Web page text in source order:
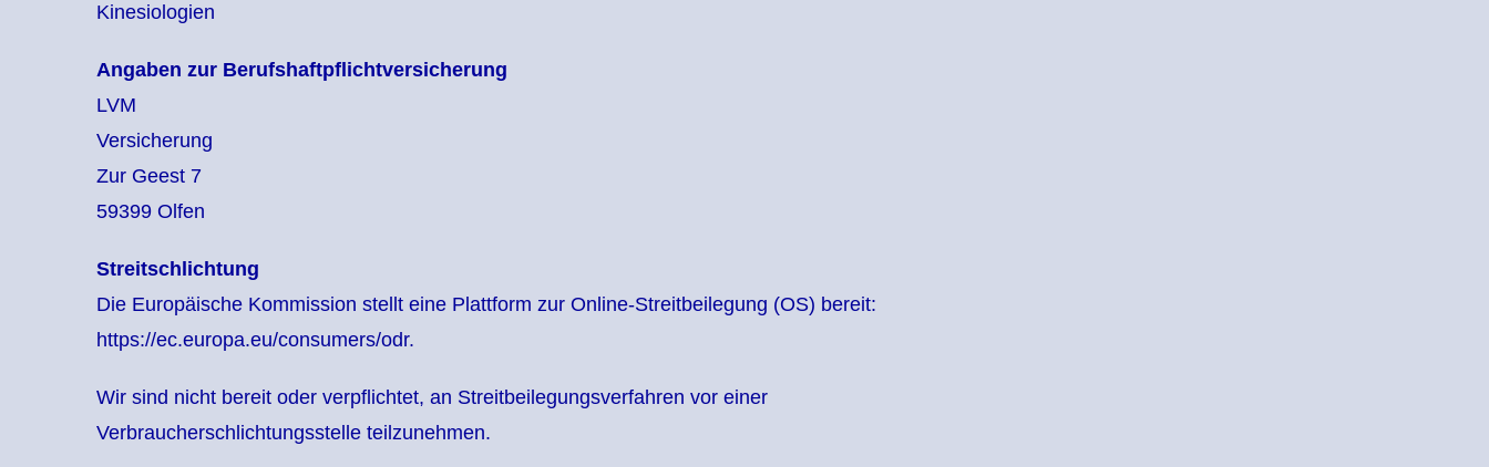
Kinesiologien
Angaben zur Berufshaftpflichtversicherung
LVM
Versicherung
Zur Geest 7
59399 Olfen
Streitschlichtung
Die Europäische Kommission stellt eine Plattform zur Online-Streitbeilegung (OS) bereit:
https://ec.europa.eu/consumers/odr.
Wir sind nicht bereit oder verpflichtet, an Streitbeilegungsverfahren vor einer
Verbraucherschlichtungsstelle teilzunehmen.